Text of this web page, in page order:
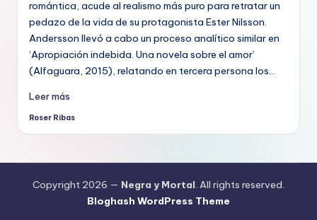
romántica, acude al realismo más puro para retratar un
pedazo de la vida de su protagonista Ester Nilsson.
Andersson llevó a cabo un proceso analítico similar en
‘Apropiación indebida. Una novela sobre el amor’
(Alfaguara, 2015), relatando en tercera persona los…
Leer más
Publicado
Roser Ribas
Copyright 2026 — Negra y Mortal . All rights reserved.
Bloghash WordPress Theme